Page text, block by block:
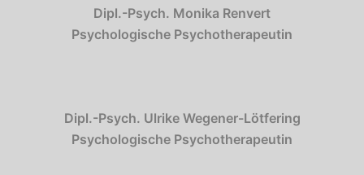
Dipl.-Psych. Monika Renvert
Psychologische Psychotherapeutin
Dipl.-Psych. Ulrike Wegener-Lötfering
Psychologische Psychotherapeutin